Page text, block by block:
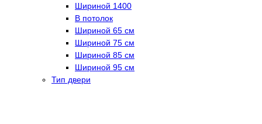
Шириной 1400
В потолок
Шириной 65 см
Шириной 75 см
Шириной 85 см
Шириной 95 см
Тип двери